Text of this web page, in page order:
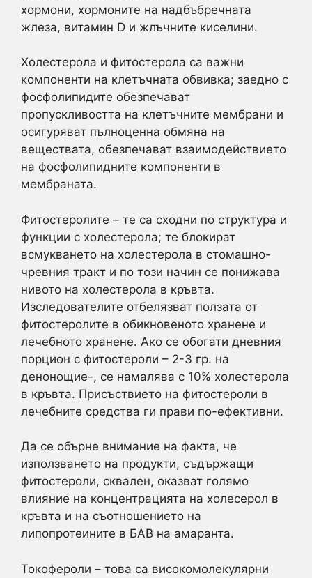
хормони, хормоните на надбъбречната
жлеза, витамин D и жлъчните киселини.
Холестерола и фитостерола са важни
компоненти на клетъчната обвивка; заедно с
фосфолипидите обезпечават
пропускливостта на клетъчните мембрани и
осигуряват пълноценна обмяна на
веществата, обезпечават взаимодействието
на фосфолипидните компоненти в
мембраната.
Фитостеролите – те са сходни по структура и
функции с холестерола; те блокират
всмукването на холестерола в стомашно-
чревния тракт и по този начин се понижава
нивото на холестерола в кръвта.
Изследователите отбелязват ползата от
фитостеролите в обикновеното хранене и
лечебното хранене. Ако се обогати дневния
порцион с фитостероли – 2-3 гр. на
денонощие-, се намалява с 10% холестерола
в кръвта. Присъствието на фитостероли в
лечебните средства ги прави по-ефективни.
Да се обърне внимание на факта, че
използването на продукти, съдържащи
фитостероли, сквален, оказват голямо
влияние на концентрацията на холесерол в
кръвта и на съотношението на
липопротеините в БАВ на амаранта.
Токофероли – това са високомолекулярни